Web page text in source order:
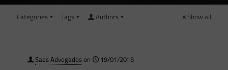
Categories Tags Authors Show all
Saes Advogadoson
19/01/2015